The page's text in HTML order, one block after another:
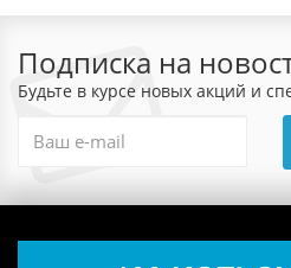
Подписка на
Будьте в курсе новых акций и